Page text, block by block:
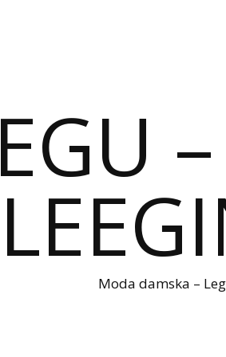
Moda damska –